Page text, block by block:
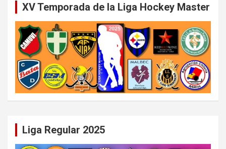
XV Temporada de la Liga Hockey Master
Liga Regular 2025